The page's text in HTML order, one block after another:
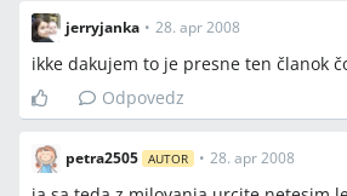
kineziológia, akupresúra, liečiteľstvo
Miesta a osoby
jerryjanka • 28. apr 2008
ikke dakujem to je presne ten članok
Odpovedz
petra2505 AUTOR • 28. apr 2008